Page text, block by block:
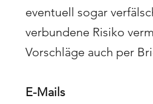
eventuell sogar
verbundene Risiko
Vorschläge auch per
E-Mails